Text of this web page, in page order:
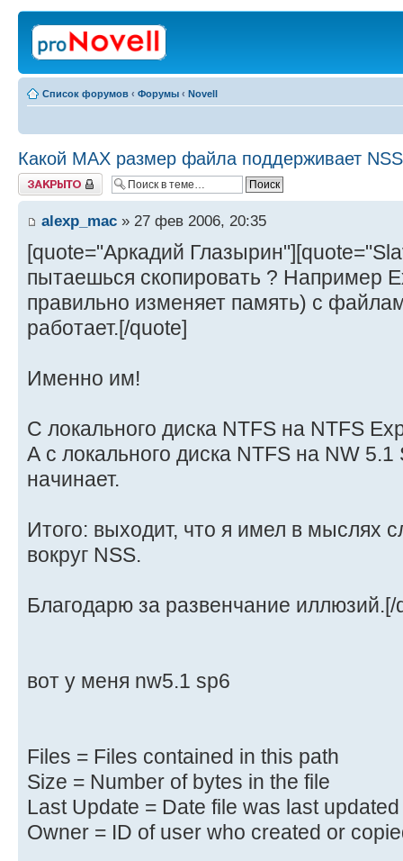
Список форумов ‹ Форумы ‹ Novell
Какой MAX размер файла поддерживает
Закрыто
alexp_mac » 27 фев 2006, 20:35
[quote="Аркадий
пытаешься скопировать ? Например
правильно изменяет память) с
работает.[/quote]
Именно им!
С локального диска NTFS на NTFS
А с локального диска NTFS на NW
начинает.
Итого: выходит, что я имел в мыслях
вокруг NSS.
Благодарю за развенчание иллюзий.[/
вот у меня nw5.1 sp6
Files = Files contained in this path
Size = Number of bytes in the file
Last Update = Date file was last updated
Owner = ID of user who created or